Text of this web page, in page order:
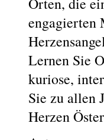
engagierten
Lernen Sie
kuriose,
Sie zu allen
Herzen